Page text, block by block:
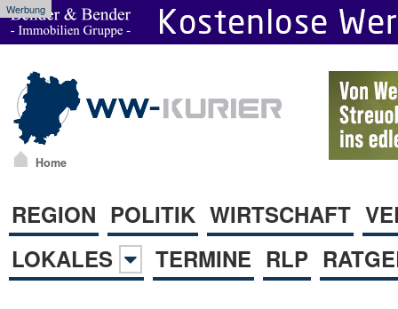
Werbung
Home
REGION POLITIK WIRTSCHAFT
LOKALES
TERMINE RLP